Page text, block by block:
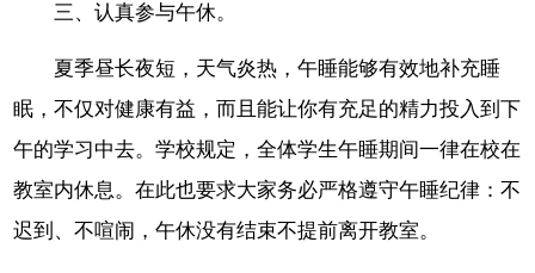
三、认真参与午休。
夏季昼长夜短，天气炎热，午睡能够有效地补充睡
眠，不仅对健康有益，而且能让你有充足的精力投入到下
午的学习中去。学校规定，全体学生午睡期间一律在校在
教室内休息。在此也要求大家务必严格遵守午睡纪律：不
迟到、不喧闹，午休没有结束不提前离开教室。